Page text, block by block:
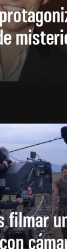
filmar